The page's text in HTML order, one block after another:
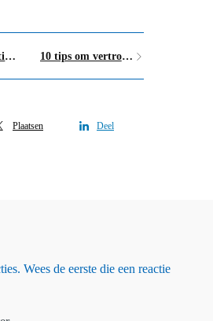
Snel afgeleid? 4 tips om je beter te focussen 10 tips om vertrouwen op te bouwen
Plaatsen Deel
Wees de eerste die een reactie